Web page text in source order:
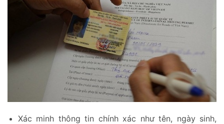
Xác minh thông tin chính xác như tên, ngày sinh,